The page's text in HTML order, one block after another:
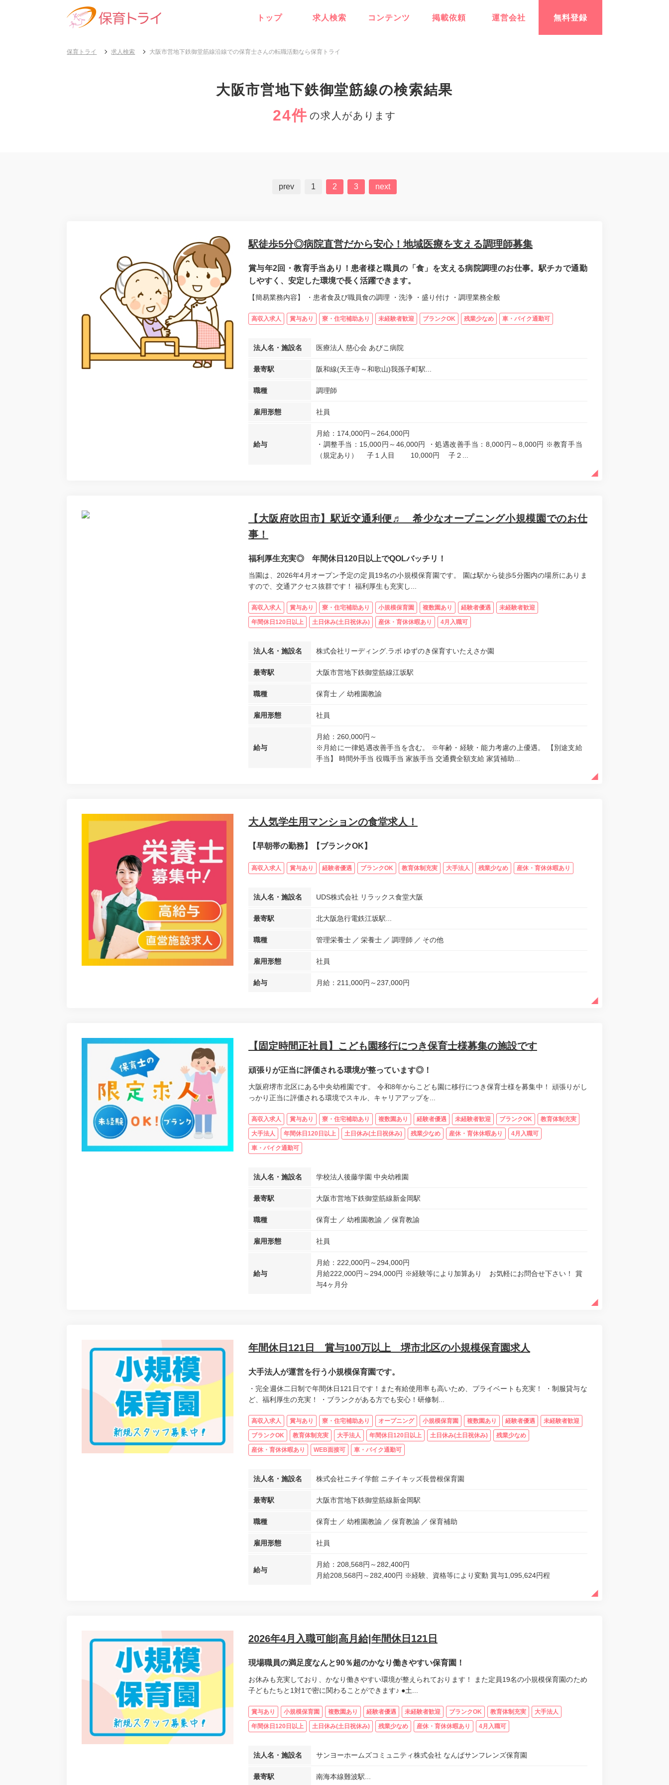
トップ 求人検索 コンテンツ 掲載依頼 運営会社 無料登録
保育トライ 求人検索 大阪市営地下鉄御堂筋線沿線での保育士さんの転職活動なら保育トライ
大阪市営地下鉄御堂筋線の検索結果
24件 の求人があります
prev 1 2 3 next
駅徒歩5分◎病院直営だから安心！地域医療を支える調理師募集
賞与年2回・教育手当あり！患者様と職員の「食」を支える病院調理のお仕事。駅チカで通勤
しやすく、安定した環境で長く活躍できます。
【簡易業務内容】 ・患者食及び職員食の調理 ・洗浄 ・盛り付け ・調理業務全般
高収入求人 賞与あり 寮・住宅補助あり 未経験者歓迎 ブランクOK 残業少なめ 車・バイク通勤可
法人名・施設名 医療法人 慈心会 あびこ病院
最寄駅 阪和線(天王寺～和歌山)我孫子町駅...
職種 調理師
雇用形態 社員
給与
月給：174,000円～264,000円
・調整手当：15,000円～46,000円 ・処遇改善手当：8,000円～8,000円 ※教育手当
（規定あり） 子１人目 10,000円 子２...
【大阪府吹田市】駅近交通利便♬ 希少なオープニング小規模園でのお仕
事！
福利厚生充実◎ 年間休日120日以上でQOLバッチリ！
当園は、2026年4月オープン予定の定員19名の小規模保育園です。 園は駅から徒歩5分圏内の場所にありま
すので、交通アクセス抜群です！ 福利厚生も充実し...
高収入求人 賞与あり 寮・住宅補助あり 小規模保育園 複数園あり 経験者優遇 未経験者歓迎
年間休日120日以上 土日休み(土日祝休み) 産休・育休休暇あり 4月入職可
法人名・施設名 株式会社リーディング.ラボ ゆずのき保育すいたえさか園
最寄駅 大阪市営地下鉄御堂筋線江坂駅
職種 保育士 幼稚園教諭
雇用形態 社員
給与
月給：260,000円～
※月給に一律処遇改善手当を含む。 ※年齢・経験・能力考慮の上優遇。 【別途支給
手当】 時間外手当 役職手当 家族手当 交通費全額支給 家賃補助...
大人気学生用マンションの食堂求人！
【早朝帯の勤務】【ブランクOK】
高収入求人 賞与あり 経験者優遇 ブランクOK 教育体制充実 大手法人 残業少なめ 産休・育休休暇あり
法人名・施設名 UDS株式会社 リラックス食堂大阪
最寄駅 北大阪急行電鉄江坂駅...
職種 管理栄養士 栄養士 調理師 その他
雇用形態 社員
給与 月給：211,000円～237,000円
【固定時間正社員】こども園移行につき保育士様募集の施設です
頑張りが正当に評価される環境が整っています◎！
大阪府堺市北区にある中央幼稚園です。 令和8年からこども園に移行につき保育士様を募集中！ 頑張りがし
っかり正当に評価される環境でスキル、キャリアアップを...
高収入求人 賞与あり 寮・住宅補助あり 複数園あり 経験者優遇 未経験者歓迎 ブランクOK 教育体制充実
大手法人 年間休日120日以上 土日休み(土日祝休み) 残業少なめ 産休・育休休暇あり 4月入職可
車・バイク通勤可
法人名・施設名 学校法人後藤学園 中央幼稚園
最寄駅 大阪市営地下鉄御堂筋線新金岡駅
職種 保育士 幼稚園教諭 保育教諭
雇用形態 社員
給与
月給：222,000円～294,000円
月給222,000円～294,000円 ※経験等により加算あり お気軽にお問合せ下さい！ 賞
与4ヶ月分
年間休日121日 賞与100万以上 堺市北区の小規模保育園求人
大手法人が運営を行う小規模保育園です。
・完全週休二日制で年間休日121日です！また有給使用率も高いため、プライベートも充実！ ・制服貸与な
ど、福利厚生の充実！ ・ブランクがある方でも安心！研修制...
高収入求人 賞与あり 寮・住宅補助あり オープニング 小規模保育園 複数園あり 経験者優遇 未経験者歓迎
ブランクOK 教育体制充実 大手法人 年間休日120日以上 土日休み(土日祝休み) 残業少なめ
産休・育休休暇あり WEB面接可 車・バイク通勤可
法人名・施設名 株式会社ニチイ学館 ニチイキッズ長曾根保育園
最寄駅 大阪市営地下鉄御堂筋線新金岡駅
職種 保育士 幼稚園教諭 保育教諭 保育補助
雇用形態 社員
給与
月給：208,568円～282,400円
月給208,568円～282,400円 ※経験、資格等により変動 賞与1,095,624円程
2026年4月入職可能|高月給|年間休日121日
現場職員の満足度なんと90％超のかなり働きやすい保育園！
お休みも充実しており、かなり働きやすい環境が整えられております！ また定員19名の小規模保育園のため
子どもたちと1対1で密に関わることができます♪ ●土...
賞与あり 小規模保育園 複数園あり 経験者優遇 未経験者歓迎 ブランクOK 教育体制充実 大手法人
年間休日120日以上 土日休み(土日祝休み) 残業少なめ 産休・育休休暇あり 4月入職可
法人名・施設名 サンヨーホームズコミュニティ株式会社 なんばサンフレンズ保育園
最寄駅 南海本線難波駅...